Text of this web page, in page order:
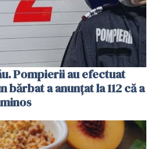
Pompierii au efectuat
bărbat a anunțat la 112 că a